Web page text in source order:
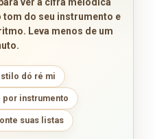
do seu instrumento e
Leva menos de um
dó ré mi
instrumento
suas listas